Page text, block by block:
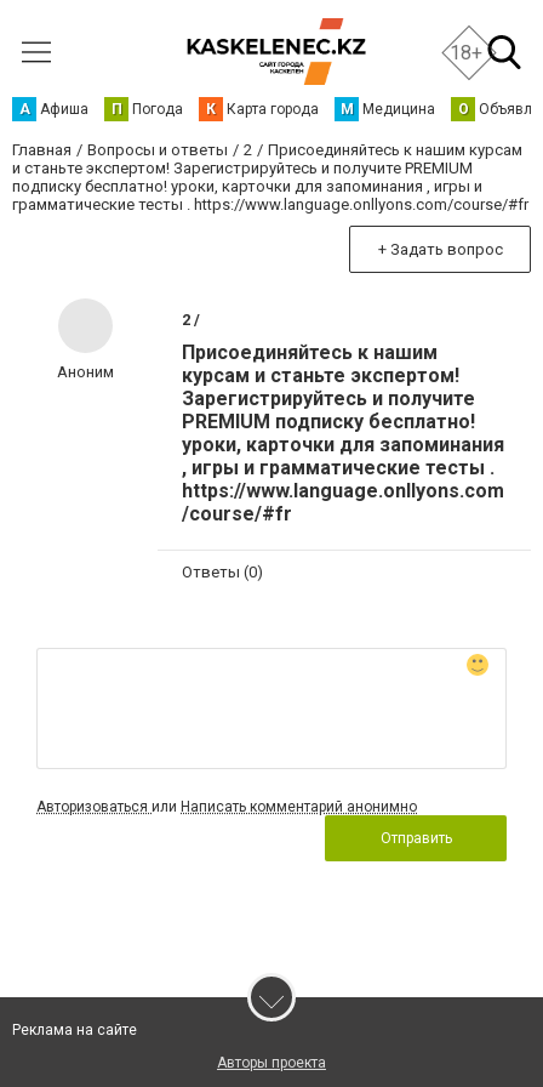
18+
А Афиша П Погода К Карта города М Медицина О
Главная Вопросы и ответы 2
Присоединяйтесь к нашим курсам
и станьте экспертом! Зарегистрируйтесь и получите PREMIUM
подписку бесплатно! уроки, карточки для запоминания , игры и
грамматические тесты . https://www.language.onllyons.com/course/#fr
+ Задать вопрос
Аноним
2 /
Присоединяйтесь к нашим
курсам и станьте экспертом!
Зарегистрируйтесь и получите
PREMIUM подписку бесплатно!
уроки, карточки для запоминания
, игры и грамматические тесты .
https://www.language.onllyons.com
/course/#fr
Ответы (0)
Авторизоваться или Написать комментарий анонимно
Отправить
Реклама на сайте
Авторы проекта